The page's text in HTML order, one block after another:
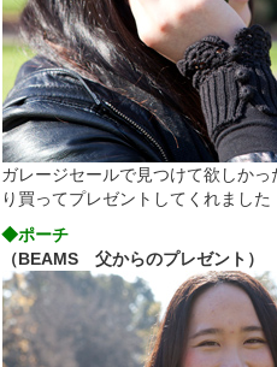
ガレージセールで見つけて欲しか
り買ってプレゼントしてくれました
◆ポーチ
（BEAMS 父からのプレゼント）